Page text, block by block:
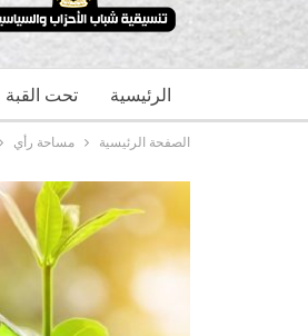
تحت القبة الرئيسية
الصفحة الرئيسية مساحة رأي